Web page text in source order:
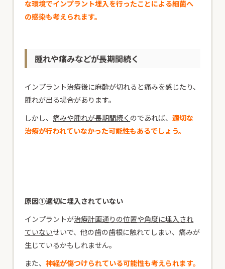
な環境でインプラント埋入を行ったことによる細菌へ
の感染も考えられます。
腫れや痛みなどが長期間続く
インプラント治療後に麻酔が切れると痛みを感じたり、
腫れが出る場合があります。
しかし、痛みや腫れが長期間続く のであれば、適切な
治療が行われていなかった可能性もあるでしょう。
原因①適切に埋入されていない
インプラントが治療計画通りの位置や角度に埋入され
ていないせいで、他の歯の歯根に触れてしまい、痛みが
生じているかもしれません。
また、神経が傷つけられている可能性も考えられます。